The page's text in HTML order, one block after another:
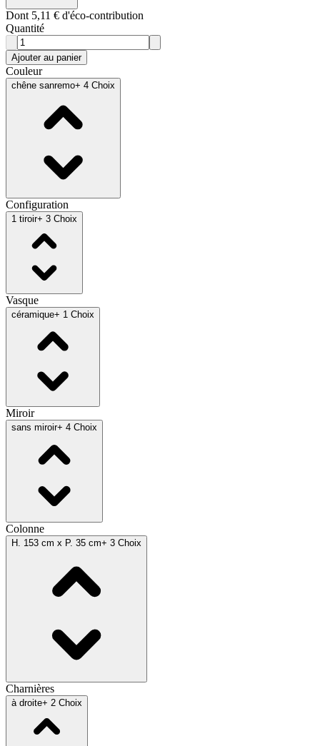
Dont 5,11 € d'éco-contribution
Quantité
Ajouter au panier
Couleur
chêne sanremo+ 4 Choix
Configuration
1 tiroir+ 3 Choix
Vasque
céramique+ 1 Choix
Miroir
sans miroir+ 4 Choix
Colonne
H. 153 cm x P. 35 cm+ 3 Choix
Charnières
à droite+ 2 Choix